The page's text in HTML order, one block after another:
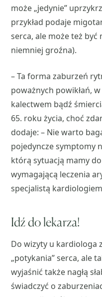
może „jedynie”
przykład podaje
serca, ale może też
niemniej groźna).
– Ta forma zaburzeń
poważnych powikłań,
kalectwem bądź
65. roku życia, choć
dodaje: – Nie warto
pojedyncze symptomy
którą sytuacją mamy
wymagającą leczenia
specjalistą
Idź do lekarza!
Do wizyty u kardiologa
„potykania” serca, ale
wyjaśnić także nagłą
świadczyć o